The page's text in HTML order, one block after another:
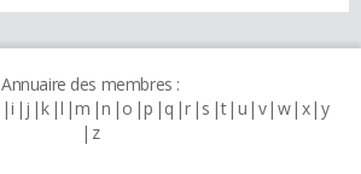
Annuaire des membres :
i j k l m n o p q r s t u v w x y
z